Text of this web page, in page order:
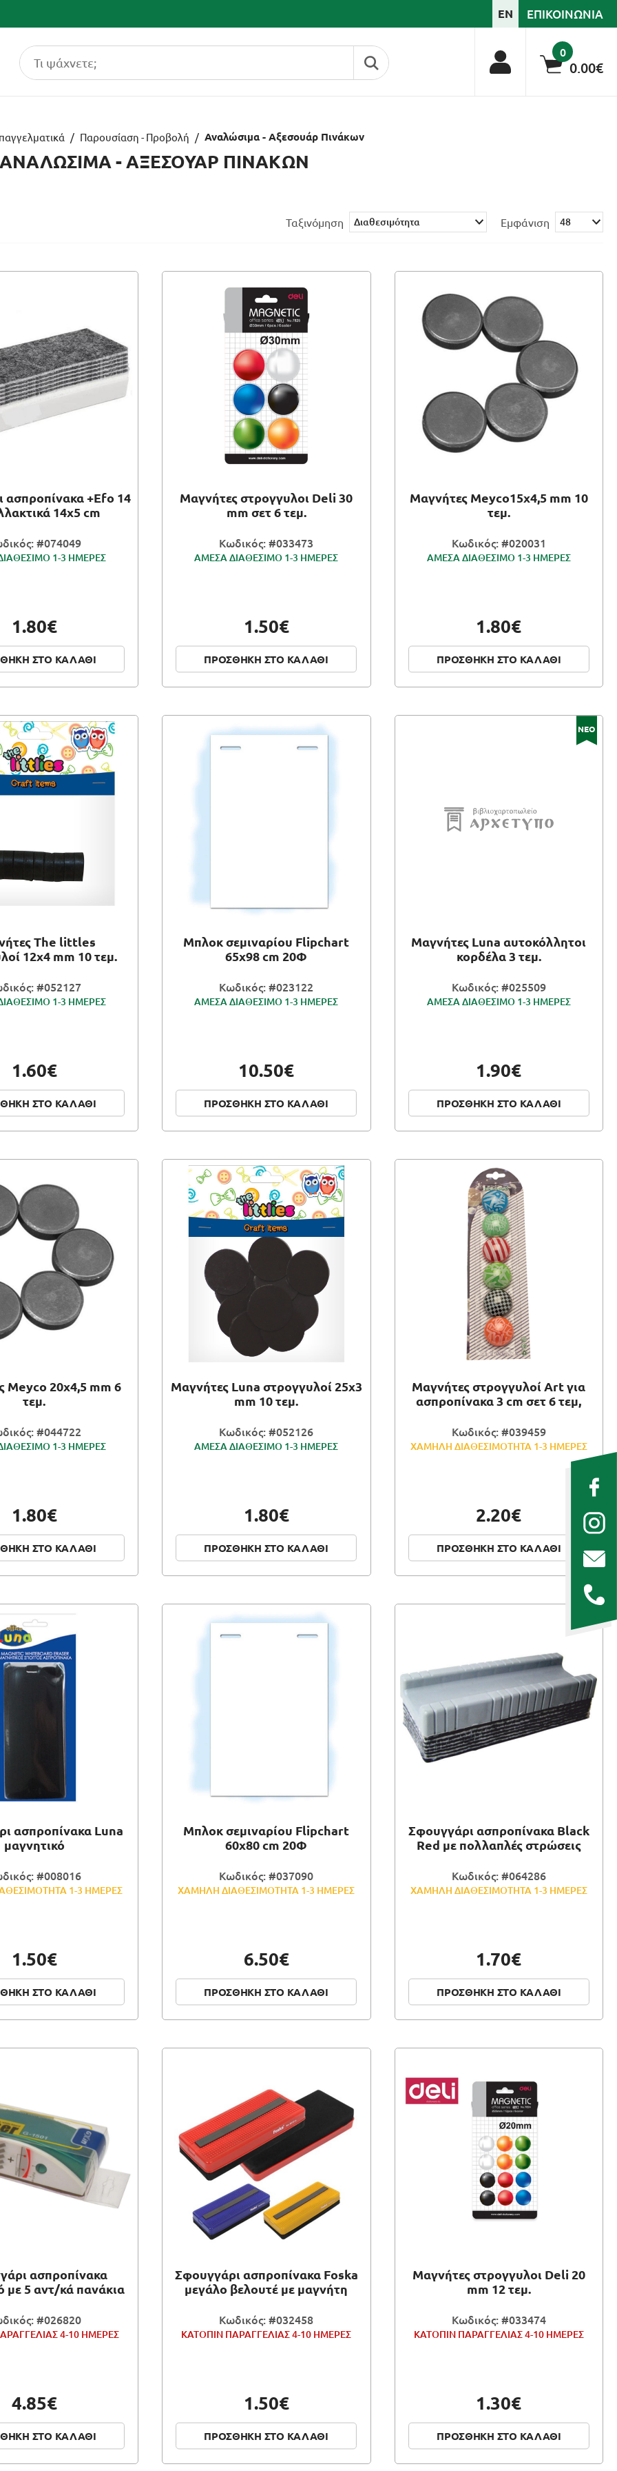
EN ΕΠΙΚΟΙΝΩΝΙΑ
0
0.00€
/ Παρουσίαση - Προβολή / Αναλώσιμα - Αξεσουάρ Πινάκων
ΑΝΑΛΩΣΙΜΑ - ΑΞΕΣΟΥΑΡ ΠΙΝΑΚΩΝ
Ταξινόμηση Εμφάνιση
ασπροπίνακα +Efo 14
14x5 cm
#074049
1-3 ΗΜΕΡΕΣ
1.80€
ΣΤΟ ΚΑΛΑΘΙ
Μαγνήτες στρογγυλοι Deli 30
mm σετ 6 τεμ.
Κωδικός: #033473
ΑΜΕΣΑ ΔΙΑΘΕΣΙΜΟ 1-3 ΗΜΕΡΕΣ
1.50€
ΠΡΟΣΘΗΚΗ ΣΤΟ ΚΑΛΑΘΙ
Μαγνήτες Meyco15x4,5 mm 10
τεμ.
Κωδικός: #020031
ΑΜΕΣΑ ΔΙΑΘΕΣΙΜΟ 1-3 ΗΜΕΡΕΣ
1.80€
ΠΡΟΣΘΗΚΗ ΣΤΟ ΚΑΛΑΘΙ
The littles
12x4 mm 10 τεμ.
#052127
1-3 ΗΜΕΡΕΣ
1.60€
ΣΤΟ ΚΑΛΑΘΙ
Μπλοκ σεμιναρίου Flipchart
65x98 cm 20Φ
Κωδικός: #023122
ΑΜΕΣΑ ΔΙΑΘΕΣΙΜΟ 1-3 ΗΜΕΡΕΣ
10.50€
ΠΡΟΣΘΗΚΗ ΣΤΟ ΚΑΛΑΘΙ
ΝΕΟ
Μαγνήτες Luna αυτοκόλλητοι
κορδέλα 3 τεμ.
Κωδικός: #025509
ΑΜΕΣΑ ΔΙΑΘΕΣΙΜΟ 1-3 ΗΜΕΡΕΣ
1.90€
ΠΡΟΣΘΗΚΗ ΣΤΟ ΚΑΛΑΘΙ
Meyco 20x4,5 mm 6
τεμ.
#044722
1-3 ΗΜΕΡΕΣ
1.80€
ΣΤΟ ΚΑΛΑΘΙ
Μαγνήτες Luna στρογγυλοί 25x3
mm 10 τεμ.
Κωδικός: #052126
ΑΜΕΣΑ ΔΙΑΘΕΣΙΜΟ 1-3 ΗΜΕΡΕΣ
1.80€
ΠΡΟΣΘΗΚΗ ΣΤΟ ΚΑΛΑΘΙ
Μαγνήτες στρογγυλοί Art για
ασπροπίνακα 3 cm σετ 6 τεμ,
Κωδικός: #039459
ΧΑΜΗΛΗ ΔΙΑΘΕΣΙΜΟΤΗΤΑ 1-3 ΗΜΕΡΕΣ
2.20€
ΠΡΟΣΘΗΚΗ ΣΤΟ ΚΑΛΑΘΙ
ασπροπίνακα Luna
μαγνητικό
#008016
1-3 ΗΜΕΡΕΣ
1.50€
ΣΤΟ ΚΑΛΑΘΙ
Μπλοκ σεμιναρίου Flipchart
60x80 cm 20Φ
Κωδικός: #037090
ΧΑΜΗΛΗ ΔΙΑΘΕΣΙΜΟΤΗΤΑ 1-3 ΗΜΕΡΕΣ
6.50€
ΠΡΟΣΘΗΚΗ ΣΤΟ ΚΑΛΑΘΙ
Σφουγγάρι ασπροπίνακα Black
Red με πολλαπλές στρώσεις
Κωδικός: #064286
ΧΑΜΗΛΗ ΔΙΑΘΕΣΙΜΟΤΗΤΑ 1-3 ΗΜΕΡΕΣ
1.70€
ΠΡΟΣΘΗΚΗ ΣΤΟ ΚΑΛΑΘΙ
ασπροπίνακα
με 5 αντ/κά πανάκια
#026820
4-10 ΗΜΕΡΕΣ
4.85€
ΣΤΟ ΚΑΛΑΘΙ
Σφουγγάρι ασπροπίνακα Foska
μεγάλο βελουτέ με μαγνήτη
Κωδικός: #032458
ΚΑΤΟΠΙΝ ΠΑΡΑΓΓΕΛΙΑΣ 4-10 ΗΜΕΡΕΣ
1.50€
ΠΡΟΣΘΗΚΗ ΣΤΟ ΚΑΛΑΘΙ
Μαγνήτες στρογγυλοι Deli 20
mm 12 τεμ.
Κωδικός: #033474
ΚΑΤΟΠΙΝ ΠΑΡΑΓΓΕΛΙΑΣ 4-10 ΗΜΕΡΕΣ
1.30€
ΠΡΟΣΘΗΚΗ ΣΤΟ ΚΑΛΑΘΙ